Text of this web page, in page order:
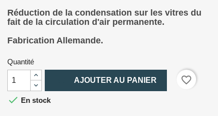
Réduction de la condensation sur les vitres du
fait de la circulation d'air permanente.
Fabrication Allemande.
Quantité
AJOUTER AU PANIER
favorite_border
 En stock